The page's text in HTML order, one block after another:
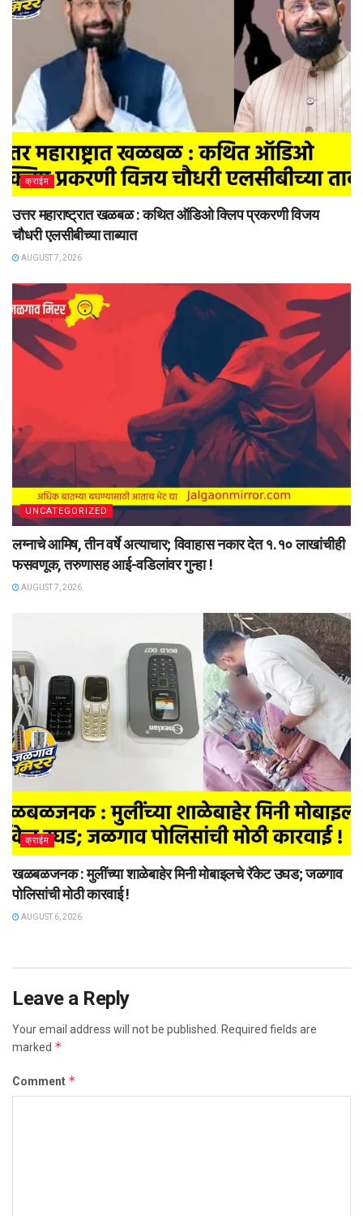
क्राईम
उत्तर महाराष्ट्रात खळबळ : कथित ऑडिओ क्लिप प्रकरणी विजय
चौधरी एलसीबीच्या ताब्यात
AUGUST 7, 2026
UNCATEGORIZED
लग्नाचे आमिष, तीन वर्षे अत्याचार; विवाहास नकार देत १.१० लाखांचीही
फसवणूक, तरुणासह आई-वडिलांवर गुन्हा !
AUGUST 7, 2026
क्राईम
खळबळजनक : मुलींच्या शाळेबाहेर मिनी मोबाइलचे रॅकेट उघड; जळगाव
पोलिसांची मोठी कारवाई !
AUGUST 6, 2026
Leave a Reply
Your email address will not be published.
Required fields are
marked *
Comment *